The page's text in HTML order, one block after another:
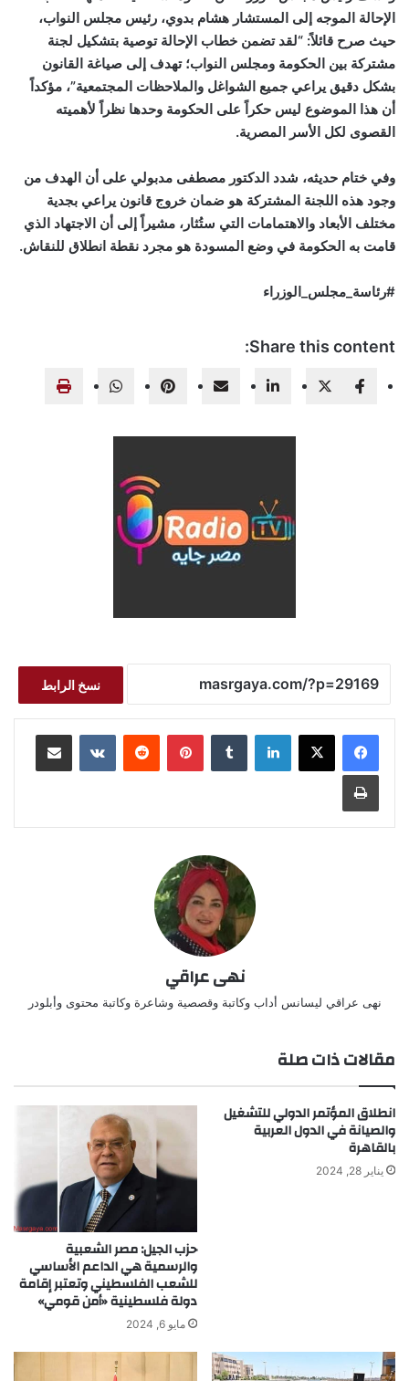
الإحالة الموجه إلى المستشار هشام بدوي، رئيس مجلس النواب،
حيث صرح قائلاً: “لقد تضمن خطاب الإحالة توصية بتشكيل لجنة
مشتركة بين الحكومة ومجلس النواب؛ تهدف إلى صياغة القانون
بشكل دقيق يراعي جميع الشواغل والملاحظات المجتمعية”، مؤكداً
أن هذا الموضوع ليس حكراً على الحكومة وحدها نظراً لأهميته
القصوى لكل الأسر المصرية.
وفي ختام حديثه، شدد الدكتور مصطفى مدبولي على أن الهدف من
وجود هذه اللجنة المشتركة هو ضمان خروج قانون يراعي بجدية
مختلف الأبعاد والاهتمامات التي ستُثار، مشيراً إلى أن الاجتهاد الذي
قامت به الحكومة في وضع المسودة هو مجرد نقطة انطلاق للنقاش.
#رئاسة_مجلس_الوزراء
Share this content:
نسخ الرابط
لينكدإن بينتيريست مشاركة عبر البريد
طباعة
نهى عراقي
نهى عراقي ليسانس أداب وكاتبة وقصصية وشاعرة وكاتبة محتوى وأبلودر
مقالات ذات صلة
انطلاق المؤتمر الدولي للتشغيل
والصيانة في الدول العربية
بالقاهرة
يناير 28, 2024
حزب الجيل: مصر الشعبية
والرسمية هي الداعم الأساسي
للشعب الفلسطيني وتعتبر إقامة
دولة فلسطينية «أمن قومي»
مايو 6, 2024